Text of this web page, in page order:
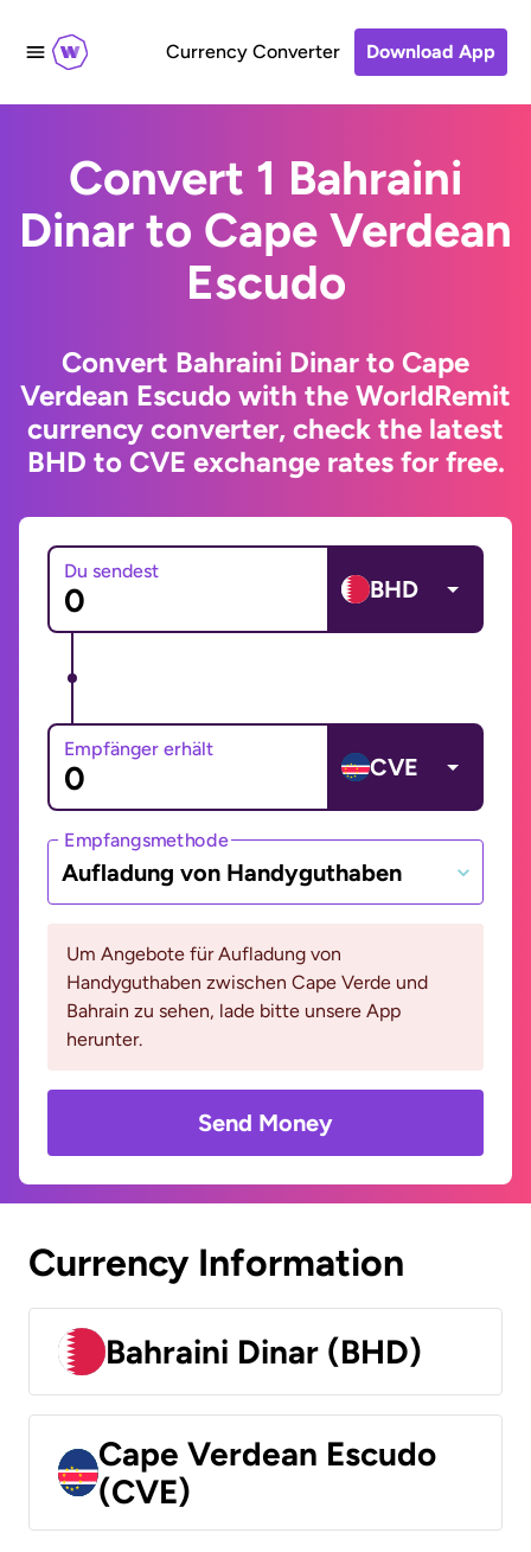
Currency Converter Download App
Convert 1 Bahraini
Dinar to Cape Verdean
Escudo
Convert Bahraini Dinar to Cape
Verdean Escudo with the WorldRemit
currency converter, check the latest
BHD to CVE exchange rates for free.
Du sendest
BHD
Empfänger erhält
CVE
Empfangsmethode
Aufladung von Handyguthaben
Um Angebote für Aufladung von
Handyguthaben zwischen Cape Verde und
Bahrain zu sehen, lade bitte unsere App
herunter.
Send Money
Currency Information
Bahraini Dinar (BHD)
Cape Verdean Escudo
(CVE)